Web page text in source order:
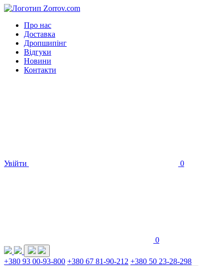
Про нас
Доставка
Дропшипінг
Відгуки
Новини
Контакти
Увійти 0
0
+380 93 00-93-800 +380 67 81-90-212 +380 50 23-28-298